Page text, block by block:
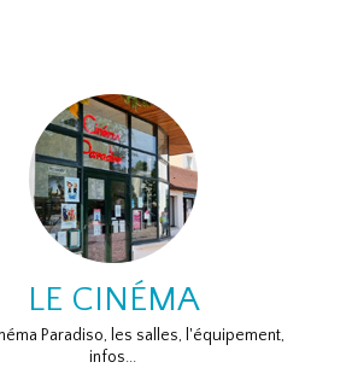
LE CINÉMA
Paradiso, les salles, l'équipement,
infos...